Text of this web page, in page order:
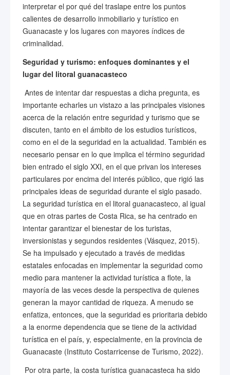
interpretar el por qué del traslape entre los puntos
calientes de desarrollo inmobiliario y turístico en
Guanacaste y los lugares con mayores índices de
criminalidad.
Seguridad y turismo: enfoques dominantes y el
lugar del litoral guanacasteco
Antes de intentar dar respuestas a dicha pregunta, es
importante echarles un vistazo a las principales visiones
acerca de la relación entre seguridad y turismo que se
discuten, tanto en el ámbito de los estudios turísticos,
como en el de la seguridad en la actualidad. También es
necesario pensar en lo que implica el término seguridad
bien entrado el siglo XXI, en el que privan los intereses
particulares por encima del interés público, que rigió las
principales ideas de seguridad durante el siglo pasado.
La seguridad turística en el litoral guanacasteco, al igual
que en otras partes de Costa Rica, se ha centrado en
intentar garantizar el bienestar de los turistas,
inversionistas y segundos residentes (Vásquez, 2015).
Se ha impulsado y ejecutado a través de medidas
estatales enfocadas en implementar la seguridad como
medio para mantener la actividad turística a flote, la
mayoría de las veces desde la perspectiva de quienes
generan la mayor cantidad de riqueza. A menudo se
enfatiza, entonces, que la seguridad es prioritaria debido
a la enorme dependencia que se tiene de la actividad
turística en el país, y, especialmente, en la provincia de
Guanacaste (Instituto Costarricense de Turismo, 2022).
Por otra parte, la costa turística guanacasteca ha sido